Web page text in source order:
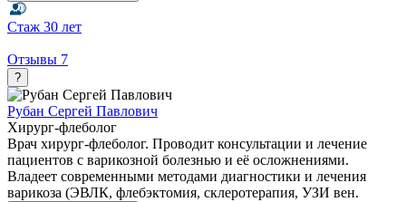
Стаж 30 лет
Отзывы 7
?
Рубан Сергей Павлович
Хирург-флеболог
Врач хирург-флеболог. Проводит консультации и лечение
пациентов с варикозной болезнью и её осложнениями.
Владеет современными методами диагностики и лечения
варикоза (ЭВЛК, флебэктомия, склеротерапия, УЗИ вен.